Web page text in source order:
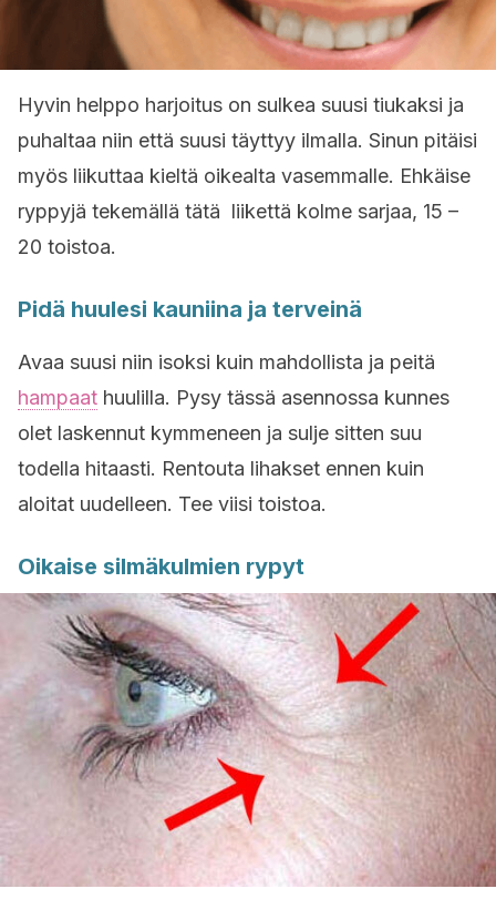
Hyvin helppo harjoitus on sulkea suusi tiukaksi ja
puhaltaa niin että suusi täyttyy ilmalla. Sinun pitäisi
myös liikuttaa kieltä oikealta vasemmalle. Ehkäise
ryppyjä tekemällä tätä liikettä kolme sarjaa, 15 –
20 toistoa.
Pidä huulesi kauniina ja terveinä
Avaa suusi niin isoksi kuin mahdollista ja peitä
hampaat huulilla. Pysy tässä asennossa kunnes
olet laskennut kymmeneen ja sulje sitten suu
todella hitaasti. Rentouta lihakset ennen kuin
aloitat uudelleen. Tee viisi toistoa.
Oikaise silmäkulmien rypyt